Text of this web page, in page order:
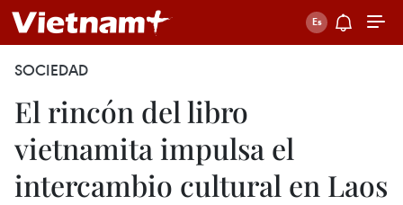
SOCIEDAD
El rincón del libro
vietnamita impulsa el
intercambio cultural en Laos